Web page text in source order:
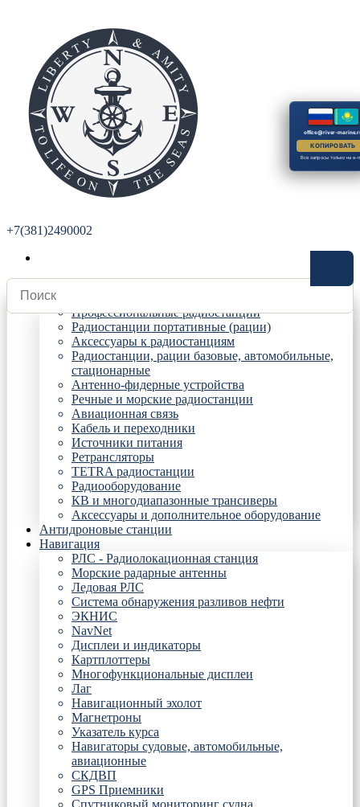
+7(381)2490002
Радиостанции
Профессиональные радиостанции
Радиостанции портативные (рации)
Аксессуары к радиостанциям
Радиостанции, рации базовые, автомобильные,
стационарные
Антенно-фидерные устройства
Речные и морские радиостанции
Авиационная связь
Кабель и переходники
Источники питания
Ретрансляторы
TETRA радиостанции
Радиооборудование
КВ и многодиапазонные трансиверы
Аксессуары и дополнительное оборудование
Антидроновые станции
Навигация
РЛС - Радиолокационная станция
Морские радарные антенны
Ледовая РЛС
Система обнаружения разливов нефти
ЭКНИС
NavNet
Дисплеи и индикаторы
Картплоттеры
Многофункциональные дисплеи
Лаг
Навигационный эхолот
Магнетроны
Указатель курса
Навигаторы судовые, автомобильные,
авиационные
СКДВП
GPS Приемники
Спутниковый мониторинг судна
office@river-
КОПИРОВАТЬ
Все запросы только на e-